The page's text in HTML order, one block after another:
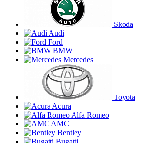
Skoda
Audi
Ford
BMW
Mercedes
Toyota
Acura
Alfa Romeo
AMC
Bentley
Bugatti